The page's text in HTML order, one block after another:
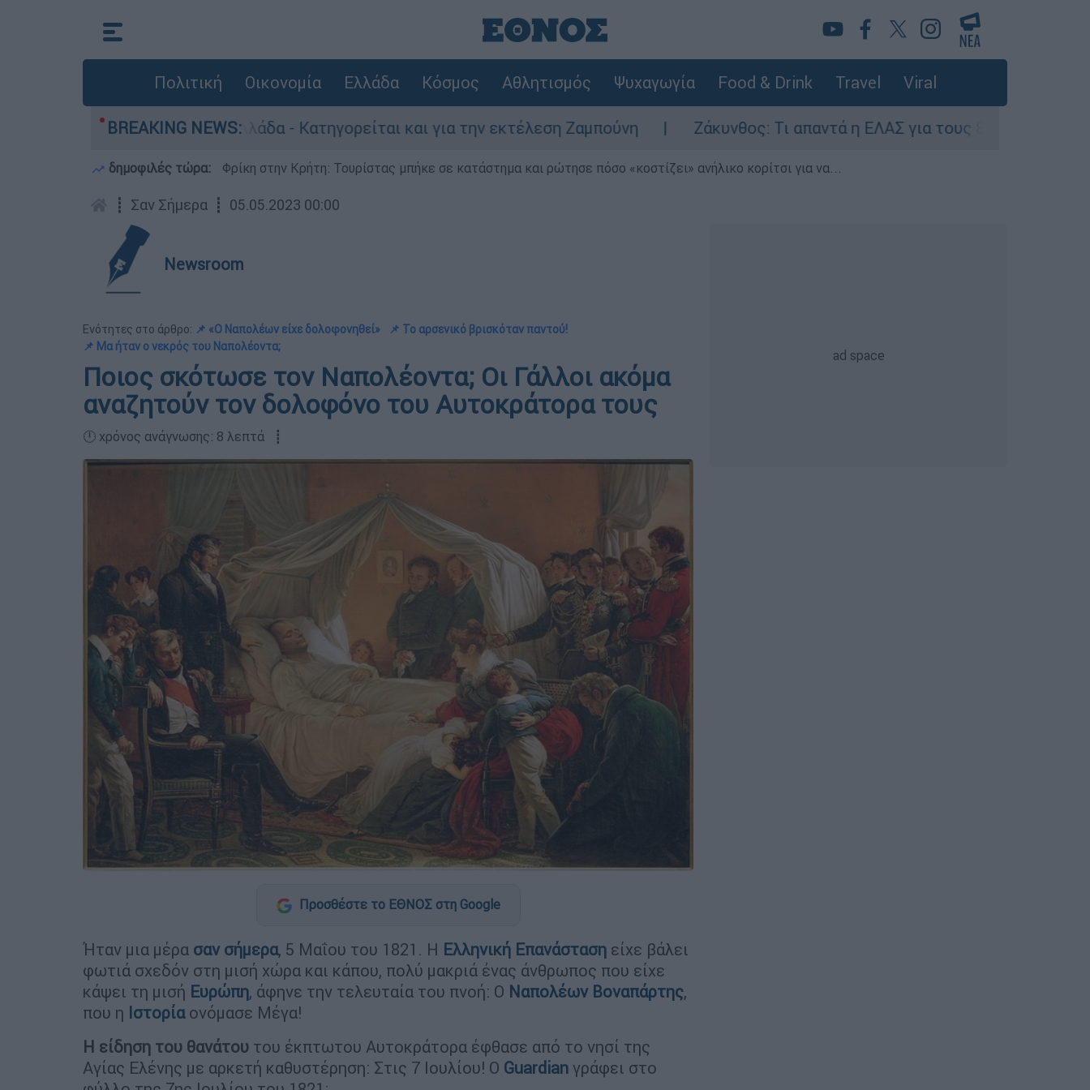
Πολιτική Οικονομία Ελλάδα Κόσμος Αθλητισμός Ψυχαγωγία Food & Drink Travel Viral
BREAKING NEWS:
στην Ελλάδα - Κατηγορείται και για την εκτέλεση Ζαμπούνη Ζάκυνθος: Τι απαντά η ΕΛΑΣ για τους 8 βιασμούς τουριστριών -
δημοφιλές τώρα: Φρίκη στην Κρήτη: Τουρίστας μπήκε σε κατάστημα και ρώτησε πόσο «κοστίζει» ανήλικο κορίτσι για να...
┋ Σαν Σήμερα ┋ 05.05.2023 00:00
Newsroom
Ενότητες στο άρθρο: 📌 «Ο Ναπολέων είχε δολοφονηθεί»
📌 Το αρσενικό βρισκόταν παντού!
📌 Μα ήταν ο νεκρός του Ναπολέοντα;
Ποιος σκότωσε τον Ναπολέοντα; Οι Γάλλοι ακόμα
αναζητούν τον δολοφόνο του Αυτοκράτορα τους
🕛 χρόνος ανάγνωσης: 8 λεπτά ┋
Προσθέστε το ΕΘΝΟΣ στη Google
Ήταν μια μέρα σαν σήμερα, 5 Μαΐου του 1821. Η Ελληνική Επανάσταση είχε βάλει
φωτιά σχεδόν στη μισή χώρα και κάπου, πολύ μακριά ένας άνθρωπος που είχε
κάψει τη μισή Ευρώπη, άφηνε την τελευταία του πνοή: Ο Ναπολέων Βοναπάρτης,
που η Ιστορία ονόμασε Μέγα!
Η είδηση του θανάτου του έκπτωτου Αυτοκράτορα έφθασε από το νησί της
Αγίας Ελένης με αρκετή καθυστέρηση: Στις 7 Ιουλίου! Ο Guardian γράφει στο